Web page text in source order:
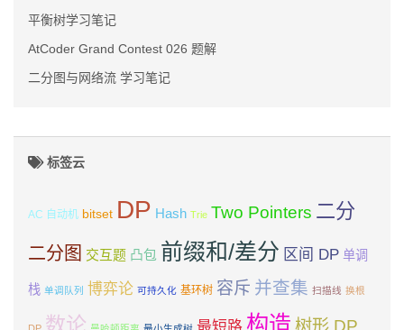
平衡树学习笔记
AtCoder Grand Contest 026 题解
二分图与网络流 学习笔记
标签云
AC 自动机 bitset DP Hash Trie Two Pointers 二分
二分图 交互题 凸包 前缀和/差分 区间 DP 单调
栈 单调队列 博弈论 可持久化 基环树 容斥 并查集 扫描线 换根
数论 构造 树形 DP